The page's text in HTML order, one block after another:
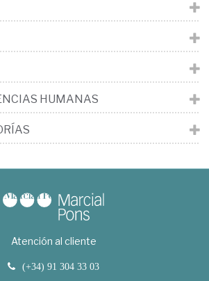
HUMANAS
Atención al cliente
(+34) 91 304 33 03